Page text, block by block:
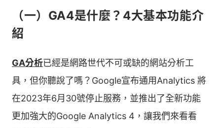
（一）GA4是什麼？4大基本功能介
紹
GA分析已經是網路世代不可或缺的網站分析工
具，但你聽說了嗎？Google宣布通用Analytics 將
在2023年6月30號停止服務，並推出了全新功能
更加強大的Google Analytics 4，讓我們來看看